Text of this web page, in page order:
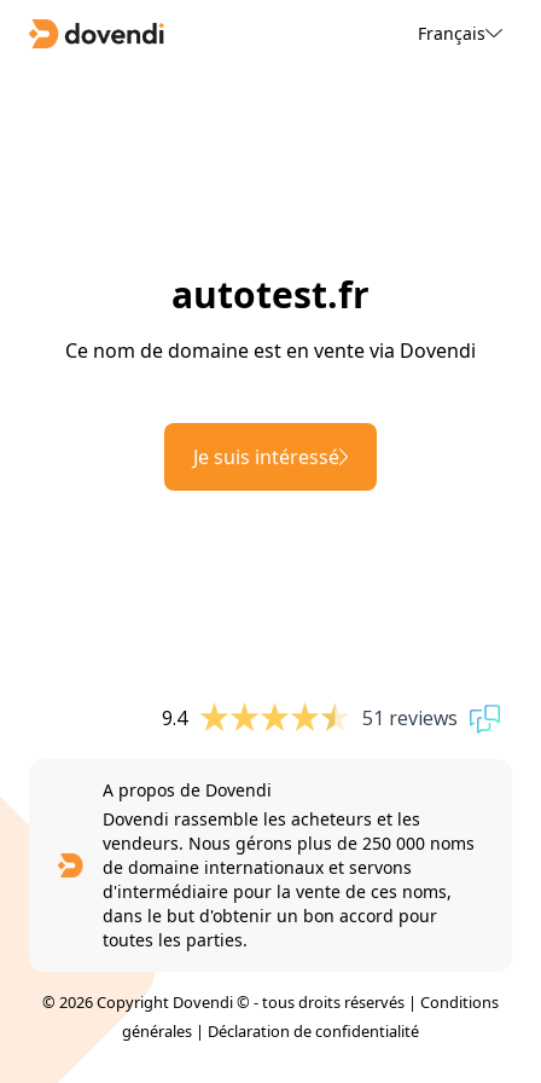
Français
autotest.fr
Ce nom de domaine est en vente via Dovendi
Je suis intéressé
9.4 51 reviews
A propos de Dovendi
Dovendi rassemble les acheteurs et les
vendeurs. Nous gérons plus de 250 000 noms
de domaine internationaux et servons
d'intermédiaire pour la vente de ces noms,
dans le but d'obtenir un bon accord pour
toutes les parties.
© 2026 Copyright Dovendi © - tous droits réservés | Conditions
générales | Déclaration de confidentialité